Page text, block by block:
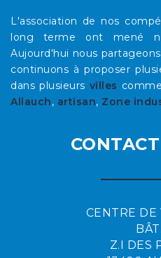
L'association de nos
long terme ont mené
Aujourd'hui nous
continuons à proposer
dans plusieurs villes comme
Allauch, artisan, Zone
CENTRE DE
Z.I DES